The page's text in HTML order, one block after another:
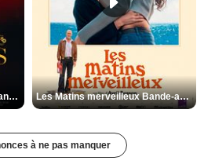
Les Silences de Riyad Bande-annonce VO STFR Les Matins merveilleux Bande-annonce VF
à ne pas manquer